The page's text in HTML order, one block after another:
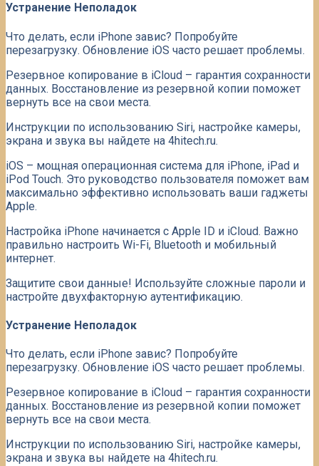
Устранение Неполадок
Что делать, если iPhone завис? Попробуйте
перезагрузку. Обновление iOS часто решает проблемы.
Резервное копирование в iCloud – гарантия сохранности
данных. Восстановление из резервной копии поможет
вернуть все на свои места.
Инструкции по использованию Siri, настройке камеры,
экрана и звука вы найдете на 4hitech.ru.
iOS – мощная операционная система для iPhone, iPad и
iPod Touch. Это руководство пользователя поможет вам
максимально эффективно использовать ваши гаджеты
Apple.
Настройка iPhone начинается с Apple ID и iCloud. Важно
правильно настроить Wi-Fi, Bluetooth и мобильный
интернет.
Защитите свои данные! Используйте сложные пароли и
настройте двухфакторную аутентификацию.
Устранение Неполадок
Что делать, если iPhone завис? Попробуйте
перезагрузку. Обновление iOS часто решает проблемы.
Резервное копирование в iCloud – гарантия сохранности
данных. Восстановление из резервной копии поможет
вернуть все на свои места.
Инструкции по использованию Siri, настройке камеры,
экрана и звука вы найдете на 4hitech.ru.